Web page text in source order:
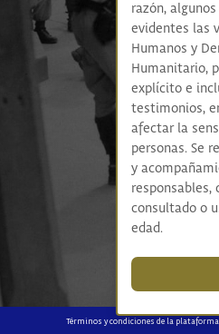
Términos y condiciones de la
razón,
evidentes las
Humanos y
Humanitario,
explícito e
testimonios,
afectar la
personas. Se
y
responsables,
consultado o
edad.